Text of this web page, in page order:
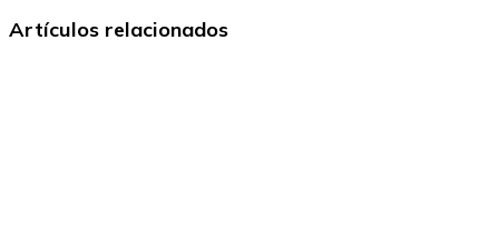
Artículos relacionados